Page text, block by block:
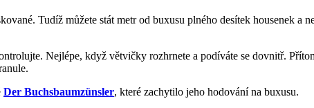
Tudíž můžete stát metr od buxusu plného desítek housenek a
Nejlépe, když větvičky rozhrnete a podíváte se dovnitř.
Der Buchsbaumzünsler, které zachytilo jeho hodování na buxusu.